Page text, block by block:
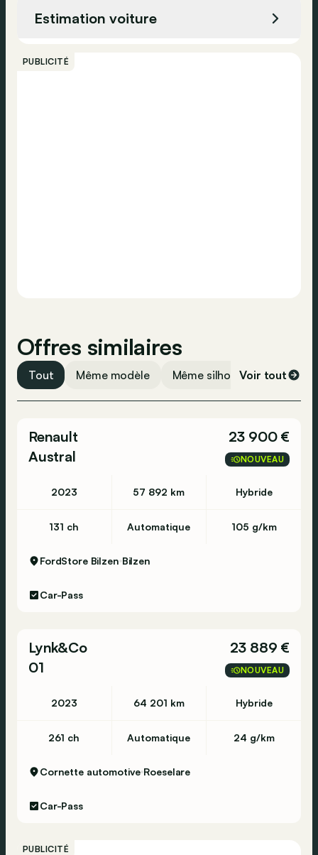
Aide au stationnement
USB
Radio
Détection de fatigue
Verrouillage centralisé
Appel d'urgence
Estimation voiture
PUBLICITÉ
Offres similaires
Tout Même modèle Même silhouette Même
Voir tout
Renault
Austral
23 900 €
NOUVEAU
2023 57 892 km Hybride
131 ch Automatique 105 g/km
FordStore Bilzen Bilzen
Car-Pass
Lynk&Co
01
23 889 €
NOUVEAU
2023 64 201 km Hybride
261 ch Automatique 24 g/km
Cornette automotive Roeselare
Car-Pass
PUBLICITÉ